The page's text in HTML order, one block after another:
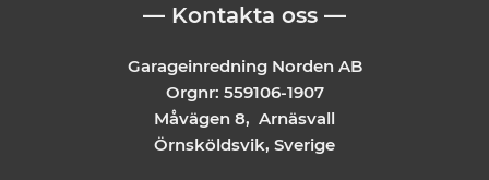
— Kontakta oss —
Garageinredning Norden AB
Orgnr: 559106-1907
Måvägen 8, Arnäsvall
Örnsköldsvik, Sverige